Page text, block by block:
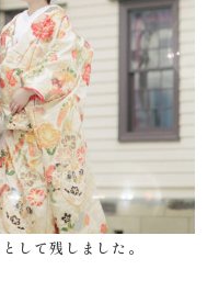
して残しました。